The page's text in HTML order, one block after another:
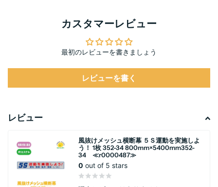
カスタマーレビュー
最初のレビューを書きましょう
レビューを書く
レビュー
風抜けメッシュ横断幕 ５Ｓ運動を実施しよ
う！ 1枚 352-34 800mm×5400mm352-
34 ≪r0000487≫
0 out of 5 stars